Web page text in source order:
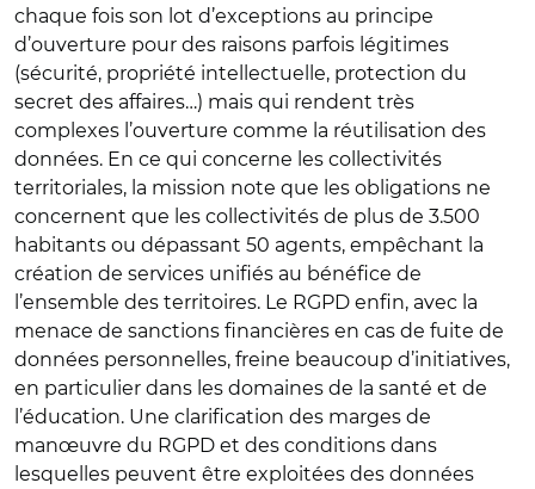
chaque fois son lot d’exceptions au principe
d’ouverture pour des raisons parfois légitimes
(sécurité, propriété intellectuelle, protection du
secret des affaires…) mais qui rendent très
complexes l’ouverture comme la réutilisation des
données. En ce qui concerne les collectivités
territoriales, la mission note que les obligations ne
concernent que les collectivités de plus de 3.500
habitants ou dépassant 50 agents, empêchant la
création de services unifiés au bénéfice de
l’ensemble des territoires. Le RGPD enfin, avec la
menace de sanctions financières en cas de fuite de
données personnelles, freine beaucoup d’initiatives,
en particulier dans les domaines de la santé et de
l’éducation. Une clarification des marges de
manœuvre du RGPD et des conditions dans
lesquelles peuvent être exploitées des données